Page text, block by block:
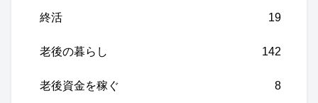
終活 19
老後の暮らし 142
老後資金を稼ぐ 8